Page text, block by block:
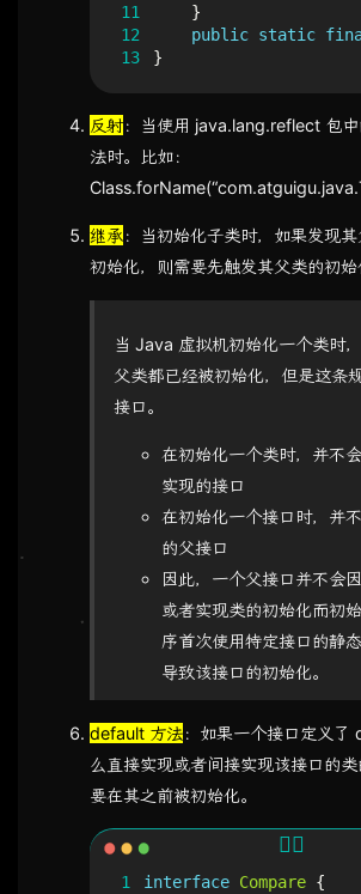
11
12
13
}
public static
}
反射：当使用 java.lang.reflect 包
法时。比如：
继承：当初始化子类时，如果发现
初始化，则需要先触发其父类的初始
当 Java 虚拟机初始化一个类时
父类都已经被初始化，但是这条
接口。
在初始化一个类时，并不
实现的接口
在初始化一个接口时，并
的父接口
因此，一个父接口并不会
或者实现类的初始化而初
序首次使用特定接口的静
导致该接口的初始化。
default 方法：如果一个接口定义了
么直接实现或者间接实现该接口的
要在其之前被初始化。
1
interface Compare {